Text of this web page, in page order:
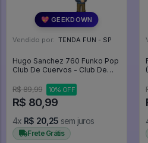
💖 GEEKDOWN
Vendido por: TENDA FUN - SP
Hugo Sanchez 760 Funko Pop
Club De Cuervos - Club De
R$ 89,99 10% OFF
R$ 80,99
4x R$ 20,25 sem juros
Frete Grátis